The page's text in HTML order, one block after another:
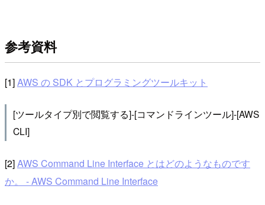
参考資料
[1]AWS の SDK とプログラミングツールキット
[ツールタイプ別で閲覧する]-[コマンドラインツール]-[AWS
CLI]
[2]AWS Command Line Interface とはどのようなものです
か。 - AWS Command Line Interface